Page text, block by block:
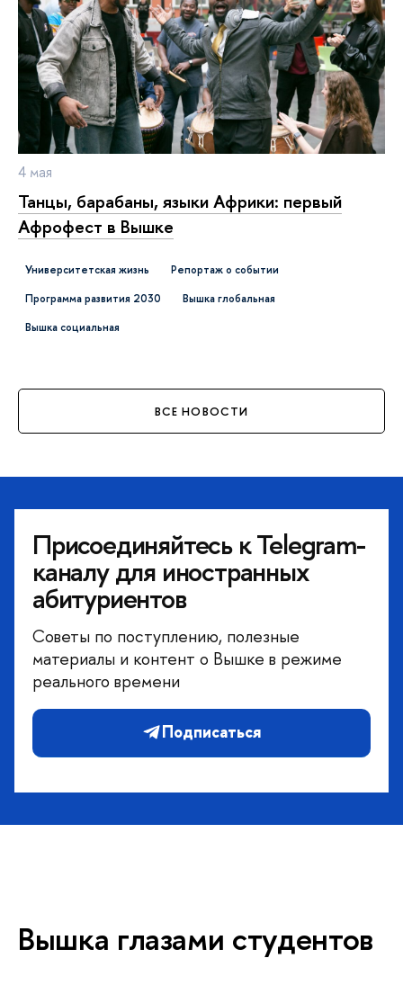
4 мая
Танцы, барабаны, языки Африки: первый
Афрофест в Вышке
Университетская жизнь
репортаж о событии
Программа развития 2030
ышка глобальная
ышка социальная
СЕ НОВОСТИ
Присоединяйтесь к Telegram-
каналу для иностранных
абитуриенто
Советы по поступлению, полезные
материалы и контент о Вышке в режиме
реального времени
Подписаться
ышка глазами студенто